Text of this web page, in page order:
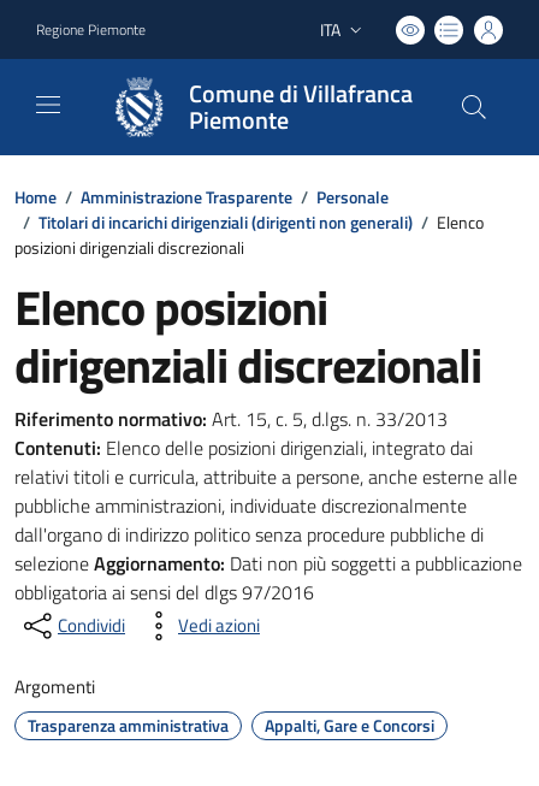
Regione Piemonte Lingua attiva:
ITA
Comune di Villafranca
Piemonte
Home / Amministrazione Trasparente / Personale
/ Titolari di incarichi dirigenziali (dirigenti non generali) / Elenco
posizioni dirigenziali discrezionali
Elenco posizioni
dirigenziali discrezionali
Riferimento normativo: Art. 15, c. 5, d.lgs. n. 33/2013
Contenuti: Elenco delle posizioni dirigenziali, integrato dai
relativi titoli e curricula, attribuite a persone, anche esterne alle
pubbliche amministrazioni, individuate discrezionalmente
dall'organo di indirizzo politico senza procedure pubbliche di
selezioneAggiornamento: Dati non più soggetti a pubblicazione
obbligatoria ai sensi del dlgs 97/2016
Condividi Vedi azioni
Argomenti
Trasparenza amministrativa Appalti, Gare e Concorsi